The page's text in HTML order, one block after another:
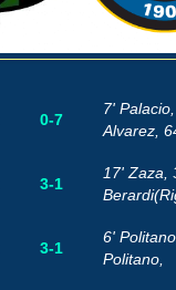
0-7
7'
Alvarez,
3-1
17' Zaza,
3-1
6'
Politano,